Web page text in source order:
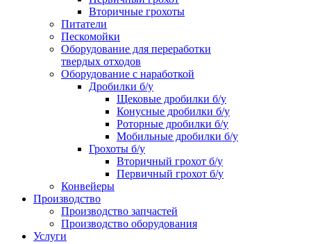
Вторичные грохоты
Питатели
Пескомойки
Оборудование для переработки
твердых отходов
Оборудование с наработкой
Дробилки б/у
Щековые дробилки б/у
Конусные дробилки б/у
Роторные дробилки б/у
Мобильные дробилки б/у
Грохоты б/у
Вторичный грохот б/у
Первичный грохот б/у
Конвейеры
Производство
Производство запчастей
Производство оборудования
Услуги